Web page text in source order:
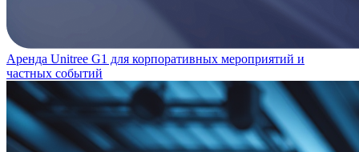
Аренда Unitree G1 для корпоративных мероприятий и
частных событий